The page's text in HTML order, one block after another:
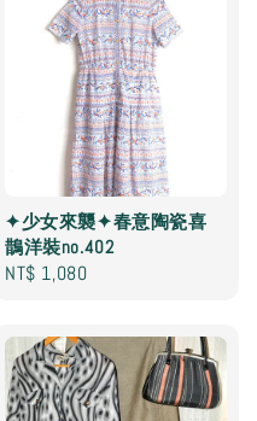
✦少女來襲✦春意陶瓷喜
鵲洋裝no.402
Regular
NT$ 1,080